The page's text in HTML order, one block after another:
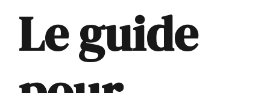
Le guide